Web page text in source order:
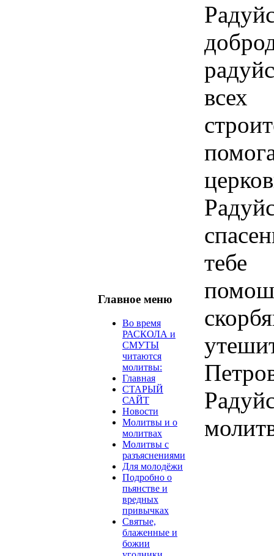
Главное меню
Во время
РАСКОЛА и
СМУТЫ
читаются
молитвы:
Главная
СТАРЫЙ
САЙТ
Новости
Молитвы и о
молитвах
Молитвы с
разъяснениями
Для молодёжи
Подробно о
пьянстве и
вредных
привычках
Святые,
блаженные и
божии
всех